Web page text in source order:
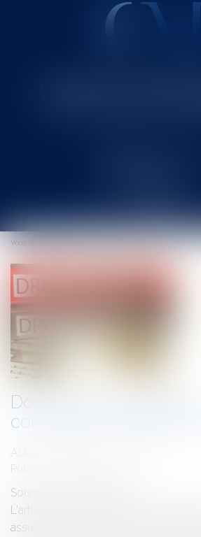
Ouvrir
le
Vous êtes ici : Domanialité publique et
Domanialité publique et
concession : attention
Auteur : DROUINEAU Thomas
Publié le :
Source :
L'article 256 du code général des
assujettis à la taxe sur la valeur